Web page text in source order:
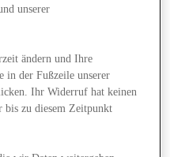
unserer
ändern und Ihre
der Fußzeile unserer
Ihr Widerruf hat keinen
bis zu diesem Zeitpunkt